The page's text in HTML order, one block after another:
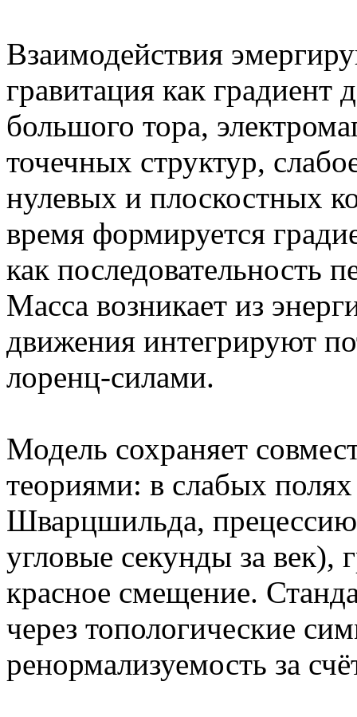
Взаимодействия
гравитация как градиент
большого тора,
точечных структур,
нулевых и плоскостных
время формируется
как последовательность
Масса возникает из
движения интегрируют
лоренц-силами.
Модель сохраняет
теориями: в слабых
Шварцшильда,
угловые секунды за век),
красное смещение.
через топологические
ренормализуемость за